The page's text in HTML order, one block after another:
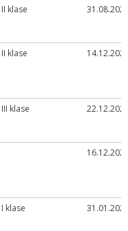
II klase
II klase
III klase
I klase